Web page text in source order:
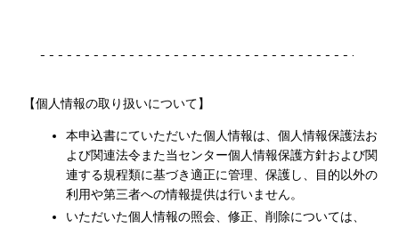
【個人情報の取り扱いについて】
本申込書にていただいた個人情報は、個人情報保護法お
よび関連法令また当センター個人情報保護方針および関
連する規程類に基づき適正に管理、保護し、目的以外の
利用や第三者への情報提供は行いません。
いただいた個人情報の照会、修正、削除については、